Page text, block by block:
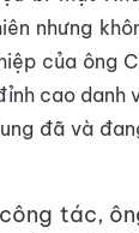
nhưng
của ông
cao danh
đã và
tác,